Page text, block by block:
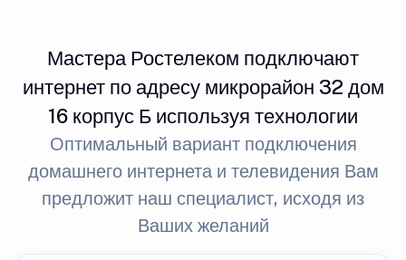
Мастера Ростелеком подключают
интернет по адресу микрорайон 32 дом
16 корпус Б используя технологии
Оптимальный вариант подключения
домашнего интернета и телевидения Вам
предложит наш специалист, исходя из
Ваших желаний